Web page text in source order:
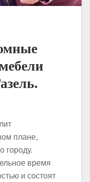
плане,
городу.
время
и состоят